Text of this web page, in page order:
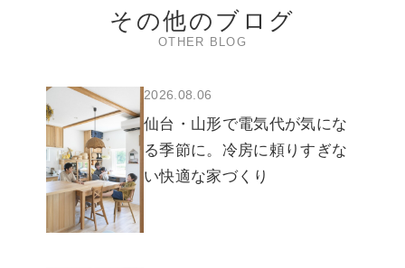
その他のブログ
OTHER BLOG
2026.08.06
仙台・山形で電気代が気にな
る季節に。冷房に頼りすぎな
い快適な家づくり